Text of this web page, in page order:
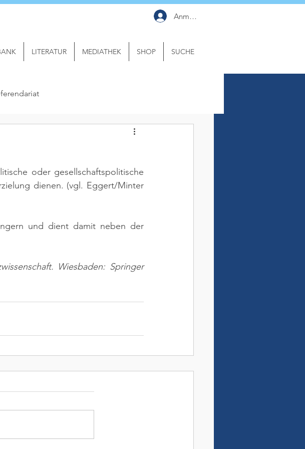
Anmelden
LITERATUR MEDIATHEK SHOP SUCHE
oder gesellschaftspolitische
dienen. (vgl. Eggert/Minter
und dient damit neben der
Wiesbaden: Springer